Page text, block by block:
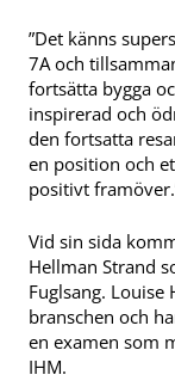
”Det känns
7A och
fortsätta bygga
inspirerad och
den fortsatta
en position och
positivt
Vid sin sida
Hellman Strand
Fuglsang.
branschen och
en examen som
IHM.